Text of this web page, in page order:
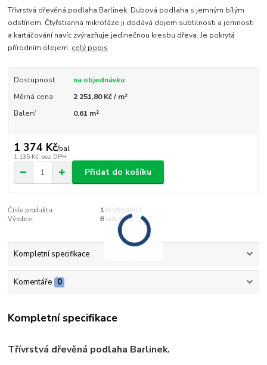
Třívrstvá dřevěná podlaha Barlinek. Dubová podlaha s jemným bílým
odstínem. Čtyřstranná mikrofáze ji dodává dojem subtilnosti a jemnosti
a kartáčování navíc zvýrazňuje jedinečnou kresbu dřeva. Je pokrytá
přírodním olejem. celý popis
Dostupnost
na objednávku
Měrná cena
2 251,80 Kč / m²
Balení
0.61 m²
1 374 Kč/bal
1 135 Kč bez DPH
Přidat do košíku
Číslo produktu:
1WV000007
Výrobce:
BARLINEK
Kompletní specifikace
Komentáře 0
Kompletní specifikace
Třívrstvá dřevěná podlaha Barlinek.